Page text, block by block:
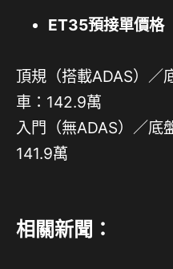
ET35預接單價格
頂規（搭載ADAS）／
車：142.9萬
入門（無ADAS）／底
141.9萬
相關新聞：